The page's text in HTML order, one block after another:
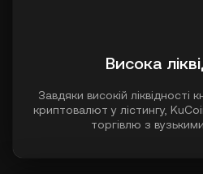
Висока
Завдяки високій ліквідності
криптовалют у лістингу,
торгівлю з